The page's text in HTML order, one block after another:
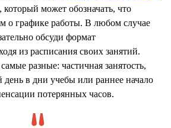
может обозначать, что
о графике работы. В любом случае
обсуди формат
из расписания своих занятий.
разные: частичная занятость,
в дни учебы или раннее начало
потерянных часов.